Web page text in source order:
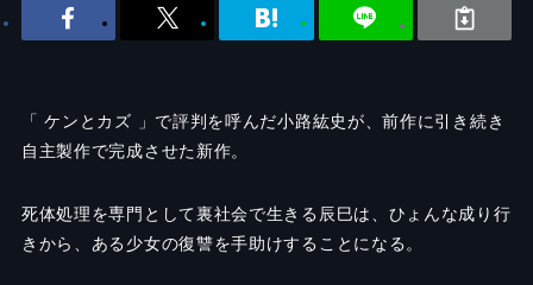
「 ケンとカズ 」で評判を呼んだ小路紘史が、前作に引き続き
自主製作で完成させた新作。
死体処理を専門として裏社会で生きる辰巳は、ひょんな成り行
きから、ある少女の復讐を手助けすることになる。